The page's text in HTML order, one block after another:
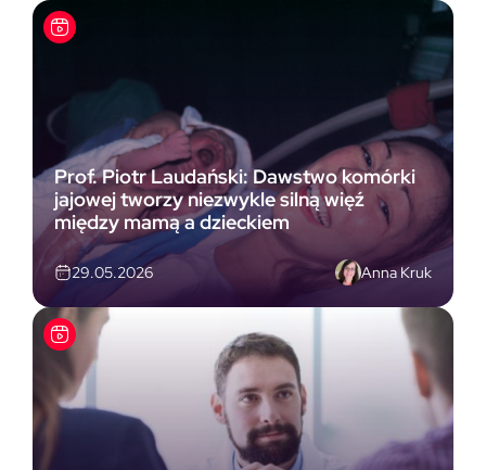
Prof. Piotr Laudański: Dawstwo komórki
jajowej tworzy niezwykle silną więź
między mamą a dzieckiem
29.05.2026 Anna Kruk